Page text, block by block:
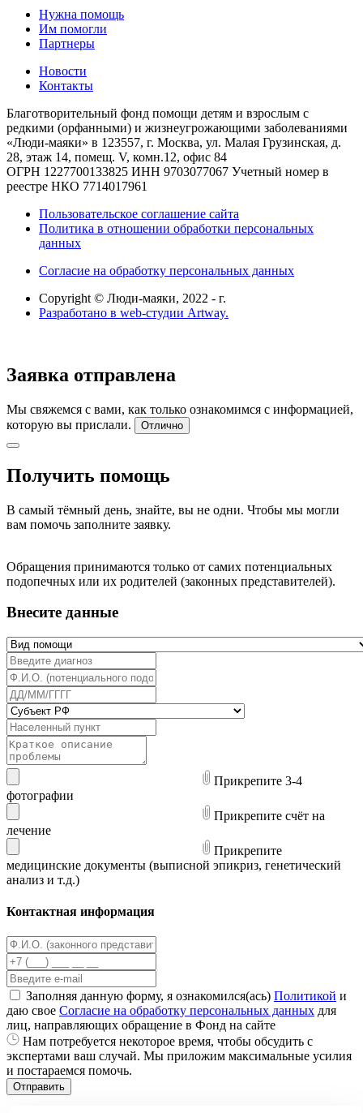
Нужна помощь
Им помогли
Партнеры
Новости
Контакты
Благотворительный фонд помощи детям и взрослым с
редкими (орфанными) и жизнеугрожающими заболеваниями
«Люди-маяки» в 123557, г. Москва, ул. Малая Грузинская, д.
28, этаж 14, помещ. V, комн.12, офис 84
ОГРН 1227700133825 ИНН 9703077067 Учетный номер в
реестре НКО 7714017961
Пользовательское соглашение сайта
Политика в отношении обработки персональных
данных
Согласие на обработку персональных данных
Copyright © Люди-маяки, 2022 - г.
Разработано в web-студии Artway.
Заявка отправлена
Мы свяжемся с вами, как только ознакомимся с информацией,
которую вы прислали.
Отлично
Получить помощь
В самый тёмный день, знайте, вы не одни. Чтобы мы могли
вам помочь заполните заявку.
Обращения принимаются только от самих потенциальных
подопечных или их родителей (законных представителей).
Внесите данные
Прикрепите 3-4
фотографии
Прикрепите счёт на
лечение
Прикрепите
медицинские документы (выписной эпикриз, генетический
анализ и т.д.)
Контактная информация
Заполняя данную форму, я ознакомился(ась) Политикой и
даю свое Согласие на обработку персональных данных для
лиц, направляющих обращение в Фонд на сайте
Нам потребуется некоторое время, чтобы обсудить с
экспертами ваш случай. Мы приложим максимальные усилия
и постараемся помочь.
Отправить